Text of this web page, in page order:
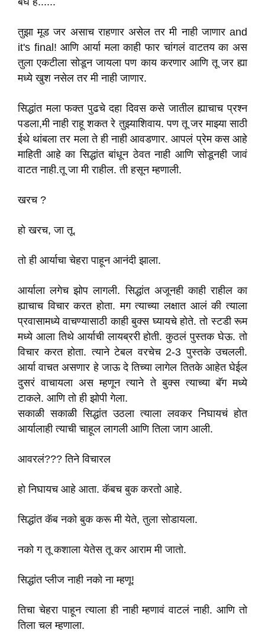
तुझा मूड जर असाच राहणार असेल तर मी नाही जाणार and
it's final! आणि आर्या मला काही फार चांगलं वाटतय का अस
तुला एकटीला सोडून जायला पण काय करणार आणि तू जर ह्या
मध्ये खुश नसेल तर मी नाही जाणार.
सिद्धांत मला फक्त पुढचे दहा दिवस कसे जातील ह्याचाच प्रश्न
पडला,मी नाही राहू शकत रे तुझ्याशिवाय. पण तू जर माझ्या साठी
ईथे थांबला तर मला ते ही नाही आवडणार. आपलं प्रेम कस आहे
माहिती आहे का सिद्धांत बांधून ठेवत नाही आणि सोडूनही जावं
वाटत नाही.तू जा मी राहील. ती हसून म्हणाली.
खरच ?
हो खरच, जा तू.
तो ही आर्याचा चेहरा पाहून आनंदी झाला.
आर्याला लगेच झोप लागली. सिद्धांत अजूनही काही राहील का
ह्याचाच विचार करत होता. मग त्याच्या लक्षात आलं की त्याला
प्रवासामध्ये वाचण्यासाठी काही बुक्स घ्यायचे होते. तो स्टडी रूम
मध्ये आला तिथे आर्याची लायब्ररी होती. कुठलं पुस्तक घेऊ. तो
विचार करत होता. त्याने टेबल वरचेच 2-3 पुस्तके उचलली.
आर्या वाचत असणार हे जाऊ दे तिच्या लागेल तितके आहेत घेईल
दुसरं वाचायला अस म्हणून त्याने ते बुक्स त्याच्या बॅग मध्ये
टाकले. आणि तो ही झोपी गेला.
सकाळी सकाळी सिद्धांत उठला त्याला लवकर निघायचं होत
आर्यालाही त्याची चाहूल लागली आणि तिला जाग आली.
आवरलं??? तिने विचारल
हो निघायच आहे आता. कॅबच बुक करतो आहे.
सिद्धांत कॅब नको बुक करू मी येते, तुला सोडायला.
नको ग तू कशाला येतेस तू कर आराम मी जातो.
सिद्धांत प्लीज नाही नको ना म्हणू!
तिचा चेहरा पाहून त्याला ही नाही म्हणावं वाटलं नाही. आणि तो
तिला चल म्हणाला.